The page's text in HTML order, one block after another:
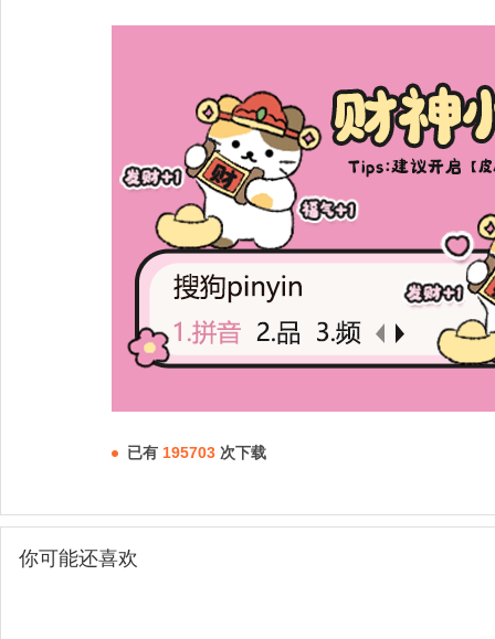
已有 195703 次下载
你可能还喜欢